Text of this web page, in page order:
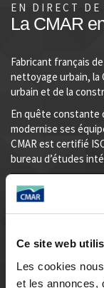
Ce site web
Les cookies
et les annonces,
EN DIRECT DE
La CMAR
Fabricant français
nettoyage urbain, la
urbain et de la
En quête constante
modernise ses
CMAR est certifié
bureau d’études